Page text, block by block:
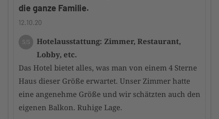
die ganze Familie.
12.10.20
5/5
Hotelausstattung: Zimmer, Restaurant,
Lobby, etc.
Das Hotel bietet alles, was man von einem 4 Sterne
Haus dieser Größe erwartet. Unser Zimmer hatte
eine angenehme Größe und wir schätzten auch den
eigenen Balkon. Ruhige Lage.